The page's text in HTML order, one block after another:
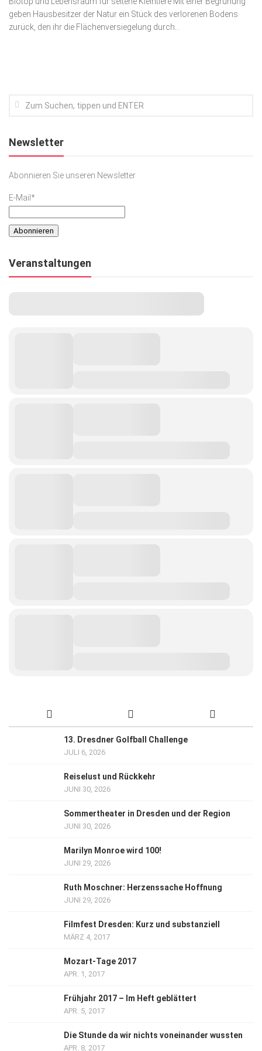
Kunst & Kultur
Top Branchen
geben Hausbesitzer der Natur ein Stück des verlorenen Bodens
zurück, den ihr die Flächenversie­ge­lung durch...
Newsletter
Abonnieren Sie unseren Newsletter
E-Mail*
Veranstaltungen
13. Dresdner Golfball Challenge
JULI 6, 2026
Reiselust und Rückkehr
JUNI 30, 2026
Sommertheater in Dresden und der Region
JUNI 30, 2026
Marilyn Monroe wird 100!
JUNI 29, 2026
Ruth Moschner: Herzenssache Hoffnung
JUNI 29, 2026
Filmfest Dresden: Kurz und substanziell
MÄRZ 4, 2017
Mozart-Tage 2017
APR. 1, 2017
Frühjahr 2017 – Im Heft geblättert
APR. 5, 2017
Die Stunde da wir nichts voneinander wussten
APR. 8, 2017